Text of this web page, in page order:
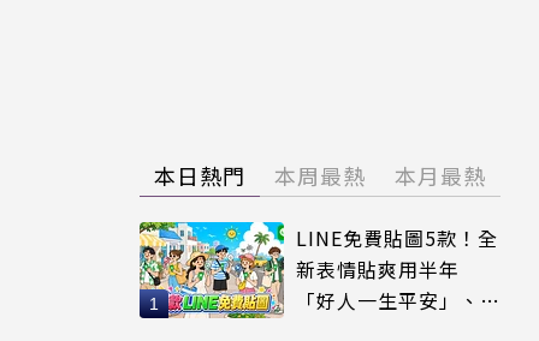
本日熱門 本周最熱 本月最熱
LINE免費貼圖5款！全
新表情貼爽用半年
「好人一生平安」、